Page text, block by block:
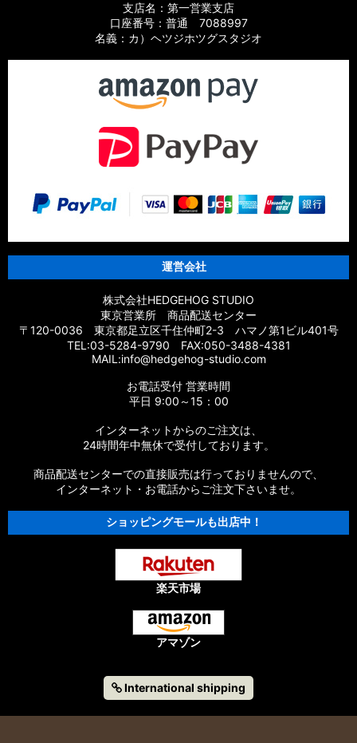
支店名：第一営業支店
口座番号：普通 7088997
名義：カ）ヘツジホツグスタジオ
運営会社
株式会社HEDGEHOG STUDIO
東京営業所 商品配送センター
〒120-0036 東京都足立区千住仲町2-3 ハマノ第1ビル401号
TEL:03-5284-9790 FAX:050-3488-4381
MAIL:info@hedgehog-studio.com
お電話受付 営業時間
平日 9:00～15：00
インターネットからのご注文は、
24時間年中無休で受付しております。
商品配送センターでの直接販売は行っておりませんので、
インターネット・お電話からご注文下さいませ。
ショッピングモールも出店中！
楽天市場
アマゾン
International shipping